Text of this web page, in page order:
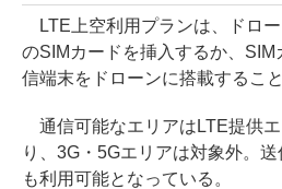
LTE上空利用プランは、ドロ
のSIMカードを挿入するか、SIM
信端末をドローンに搭載するこ
通信可能なエリアはLTE提供
り、3G・5Gエリアは対象外。
も利用可能となっている。